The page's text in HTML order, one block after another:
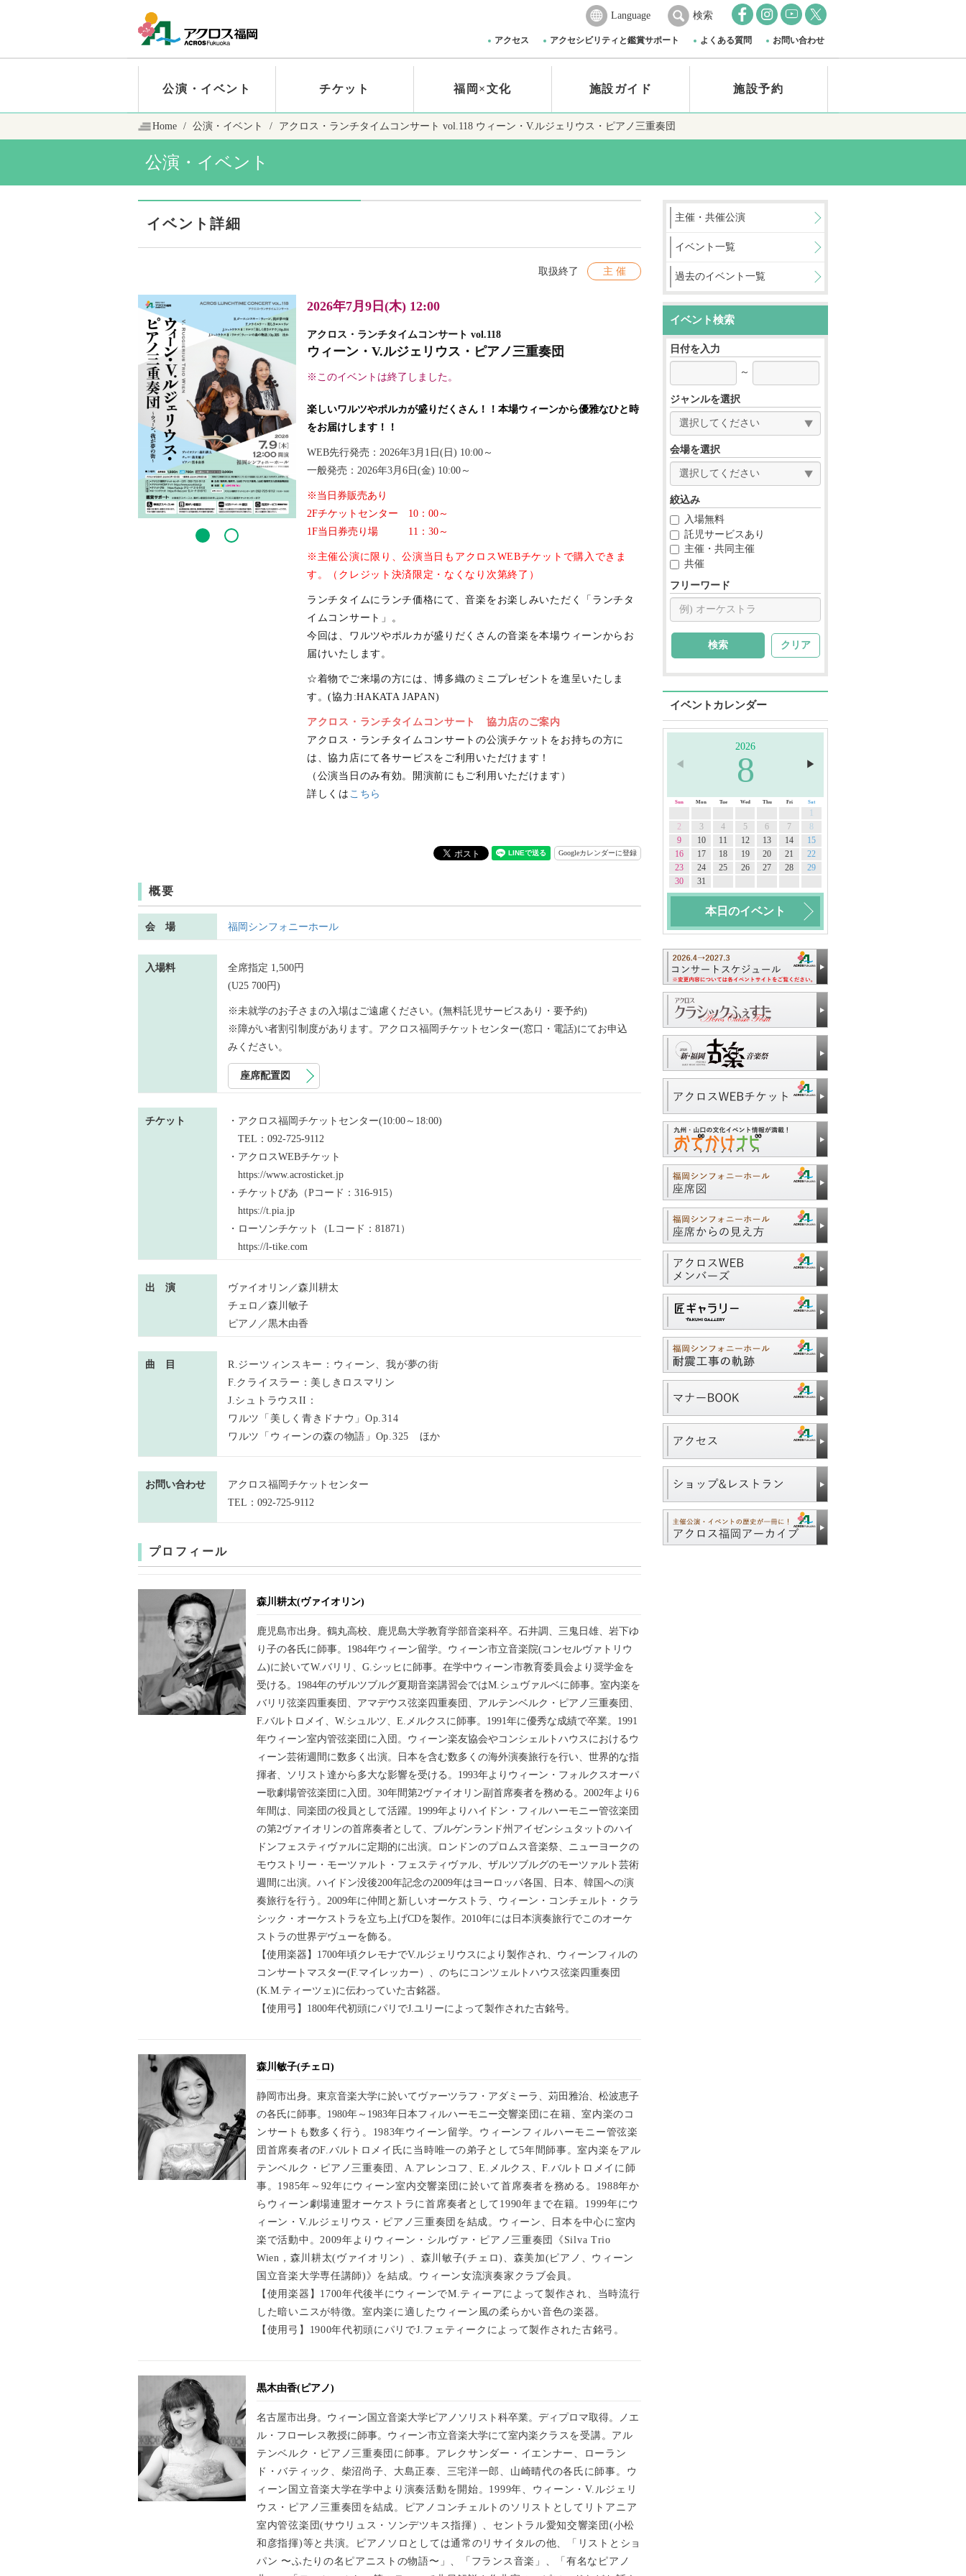
Language 検索
アクセス アクセシビリティと鑑賞サポート よくある質問 お問い合わせ
公演・イベント チケット 福岡×文化 施設ガイド 施設予約
Home 公演・イベント アクロス・ランチタイムコンサート vol.118 ウィーン・V.ルジェリウス・ピアノ三重奏団
公演・イベント
イベント詳細
取扱終了 主 催
2026年7月9日(木) 12:00
アクロス・ランチタイムコンサート vol.118
ウィーン・V.ルジェリウス・ピアノ三重奏団
※このイベントは終了しました。
楽しいワルツやポルカが盛りだくさん！！本場ウィーンから優雅なひと時
をお届けします！！
WEB先行発売：2026年3月1日(日) 10:00～
一般発売：2026年3月6日(金) 10:00～
※当日券販売あり
2Fチケットセンター 10：00～
1F当日券売り場 11：30～
※主催公演に限り、公演当日もアクロスWEBチケットで購入できま
す。（クレジット決済限定・なくなり次第終了）
ランチタイムにランチ価格にて、音楽をお楽しみいただく「ランチタ
イムコンサート」。
今回は、ワルツやポルカが盛りだくさんの音楽を本場ウィーンからお
届けいたします。
☆着物でご来場の方には、博多織のミニプレゼントを進呈いたしま
す。(協力:HAKATA JAPAN)
アクロス・ランチタイムコンサート 協力店のご案内
アクロス・ランチタイムコンサートの公演チケットをお持ちの方に
は、協力店にて各サービスをご利用いただけます！
（公演当日のみ有効。開演前にもご利用いただけます）
詳しくは こちら
Googleカレンダーに登録
概要
会 場 福岡シンフォニーホール
入場料
全席指定 1,500円
(U25 700円)
※未就学のお子さまの入場はご遠慮ください。(無料託児サービスあり・要予約)
※障がい者割引制度があります。アクロス福岡チケットセンター(窓口・電話)にてお申込
みください。
座席配置図
チケット
・アクロス福岡チケットセンター(10:00～18:00)
TEL：092-725-9112
・アクロスWEBチケット
https://www.acrosticket.jp
・チケットぴあ（Pコード：316-915）
https://t.pia.jp
・ローソンチケット（Lコード：81871）
https://l-tike.com
出 演
ヴァイオリン／森川耕太
チェロ／森川敏子
ピアノ／黒木由香
曲 目
R.ジーツィンスキー：ウィーン、我が夢の街
F.クライスラー：美しきロスマリン
J.シュトラウスII：
ワルツ「美しく青きドナウ」Op.314
ワルツ「ウィーンの森の物語」Op.325 ほか
お問い合わせ
アクロス福岡チケットセンター
TEL：092-725-9112
プロフィール
森川耕太(ヴァイオリン)
鹿児島市出身。鶴丸高校、鹿児島大学教育学部音楽科卒。石井調、三鬼日雄、岩下ゆ
り子の各氏に師事。1984年ウィーン留学。ウィーン市立音楽院(コンセルヴァトリウ
ム)に於いてW.バリリ、G.シッヒに師事。在学中ウィーン市教育委員会より奨学金を
受ける。1984年のザルツブルグ夏期音楽講習会ではM.シュヴァルベに師事。室内楽を
バリリ弦楽四重奏団、アマデウス弦楽四重奏団、アルテンベルク・ピアノ三重奏団、
F.バルトロメイ、W.シュルツ、E.メルクスに師事。1991年に優秀な成績で卒業。1991
年ウィーン室内管弦楽団に入団。ウィーン楽友協会やコンシェルトハウスにおけるウ
ィーン芸術週間に数多く出演。日本を含む数多くの海外演奏旅行を行い、世界的な指
揮者、ソリスト達から多大な影響を受ける。1993年よりウィーン・フォルクスオーパ
ー歌劇場管弦楽団に入団。30年間第2ヴァイオリン副首席奏者を務める。2002年より6
年間は、同楽団の役員として活躍。1999年よりハイドン・フィルハーモニー管弦楽団
の第2ヴァイオリンの首席奏者として、ブルゲンランド州アイゼンシュタットのハイ
ドンフェスティヴァルに定期的に出演。ロンドンのプロムス音楽祭、ニューヨークの
モウストリー・モーツァルト・フェスティヴァル、ザルツブルグのモーツァルト芸術
週間に出演。ハイドン没後200年記念の2009年はヨーロッパ各国、日本、韓国への演
奏旅行を行う。2009年に仲間と新しいオーケストラ、ウィーン・コンチェルト・クラ
シック・オーケストラを立ち上げCDを製作。2010年には日本演奏旅行でこのオーケ
ストラの世界デヴューを飾る。
【使用楽器】1700年頃クレモナでV.ルジェリウスにより製作され、ウィーンフィルの
コンサートマスター(F.マイレッカー）、のちにコンツェルトハウス弦楽四重奏団
(K.M.ティーツェ)に伝わっていた古銘器。
【使用弓】1800年代初頭にパリでJ.ユリーによって製作された古銘号。
森川敏子(チェロ)
静岡市出身。東京音楽大学に於いてヴァーツラフ・アダミーラ、苅田雅治、松波恵子
の各氏に師事。1980年～1983年日本フィルハーモニー交響楽団に在籍、室内楽のコ
ンサートも数多く行う。1983年ウイーン留学。ウィーンフィルハーモニー管弦楽
団首席奏者のF.バルトロメイ氏に当時唯一の弟子として5年間師事。室内楽をアル
テンベルク・ピアノ三重奏団、A.アレンコフ、E.メルクス、F.バルトロメイに師
事。1985年～92年にウィー ン室内交響楽団に於いて首席奏者を務める。1988年か
らウィーン劇場連盟オーケストラに首席奏者として1990年まで在籍。1999年にウ
ィーン・ V.ルジェリウス・ピアノ三重奏団を結成。ウィーン、日本を中心に室内
楽で活動中。2009年よりウィーン・シルヴァ・ピアノ三重奏団《Silva Trio
Wien，森川耕太(ヴァイオリン）、森川敏子(チェロ)、森美加(ピアノ、ウィーン
国立音楽大学専任講師)》を結成。ウィーン女流演奏家クラブ会員。
【使用楽器】1700年代後半にウィーンでM.ティーアによって製作され、当時流行
した暗いニスが特徴。室内楽に適したウィーン風の柔らかい音色の楽器。
【使用弓】1900年代初頭にパリでJ.フェティークによって製作された古銘弓。
黒木由香(ピアノ)
名古屋市出身。ウィーン国立音楽大学ピアノソリスト科卒業。ディプロマ取得。ノエ
ル・フローレス教授に師事。ウィーン市立音楽大学にて室内楽ク ラスを受講。アル
テンベルク・ピアノ三重奏団に師事。アレクサンダー・イエンナー、ローラン
ド・バティック、柴沼尚子、大島正泰、三宅洋一郎、山崎晴代の各氏に師事。ウ
ィーン国立音楽大学在学中より演奏活動を開始。1999年、ウィーン・V.ルジェリ
ウス・ピアノ三重奏団を結成。ピアノコンチェ ルトのソリストとしてリトアニア
室内管弦楽団(サウリュス・ソンデツキス指揮）、セントラル愛知交響楽団(小松
和彦指揮)等と共演。ピアノソロとしては通常のリサイタルの他、「リストとショ
パン 〜ふたりの名ピアニストの物語〜」、「フランス音楽」、「有名なピアノ
主催・共催公演
イベント一覧
過去のイベント一覧
イベント検索
日付を入力
～
ジャンルを選択
会場を選択
絞込み
入場無料
託児サービスあり
主催・共同主催
共催
フリーワード
クリア
イベントカレンダー
◀︎
2026
8 ▶︎
Sun Mon Tue Wed Thu Fri Sat
1
2
3 4 5 6 7
8
9
10 11 12 13 14
15
16
17 18 19 20 21
22
23
24 25 26 27 28
29
30
31
本日のイベント